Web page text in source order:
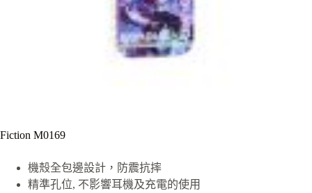
Fiction M0169
機殼全包邊設計，防震抗摔
精準孔位, 不影響耳機及充電的使用